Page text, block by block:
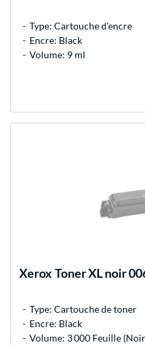
Type: Cartouche d’encre
Encre: Black
Volume: 9 ml
XeroxToner XL noir
Type: Cartouche de toner
Encre: Black
Volume: 3 000 Feuille